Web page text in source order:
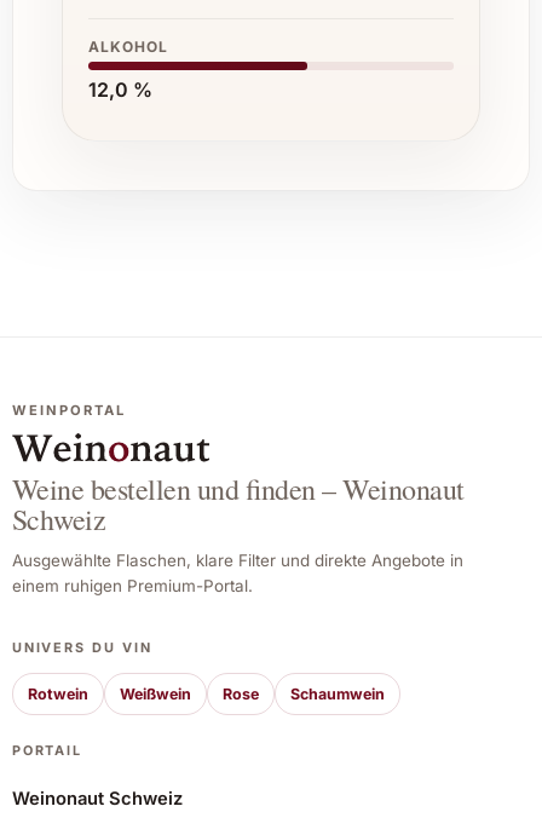
ALKOHOL
12,0 %
WEINPORTAL
Weine bestellen und finden – Weinonaut
Schweiz
Ausgewählte Flaschen, klare Filter und direkte Angebote in
einem ruhigen Premium-Portal.
UNIVERS DU VIN
Rotwein Weißwein Rose Schaumwein
PORTAIL
Weinonaut Schweiz